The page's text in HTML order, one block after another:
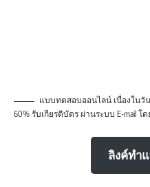
แบบทดสอบออนไลน์ เนื่องใน
60% รับเกียรติบัตร ผ่านระบบ E-mail โ
ลิงค์ทำ